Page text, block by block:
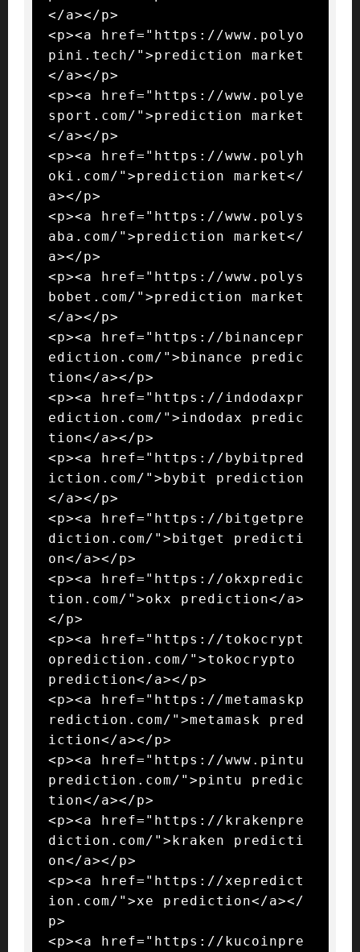
</a></p>
<p><a href="https://www.polyo
pini.tech/">prediction market
</a></p>
<p><a href="https://www.polye
sport.com/">prediction market
</a></p>
<p><a href="https://www.polyh
oki.com/">prediction market</
a></p>
<p><a href="https://www.polys
aba.com/">prediction market</
a></p>
<p><a href="https://www.polys
bobet.com/">prediction market
</a></p>
<p><a href="https://binancepr
ediction.com/">binance predic
tion</a></p>
<p><a href="https://indodaxpr
ediction.com/">indodax predic
tion</a></p>
<p><a href="https://bybitpred
iction.com/">bybit prediction
</a></p>
<p><a href="https://bitgetpre
diction.com/">bitget predicti
on</a></p>
<p><a href="https://okxpredic
tion.com/">okx prediction</a>
</p>
<p><a href="https://tokocrypt
oprediction.com/">tokocrypto
prediction</a></p>
<p><a href="https://metamaskp
rediction.com/">metamask pred
iction</a></p>
<p><a href="https://www.pintu
prediction.com/">pintu predic
tion</a></p>
<p><a href="https://krakenpre
diction.com/">kraken predicti
on</a></p>
<p><a href="https://xepredict
ion.com/">xe prediction</a></
p>
<p><a href="https://kucoinpre